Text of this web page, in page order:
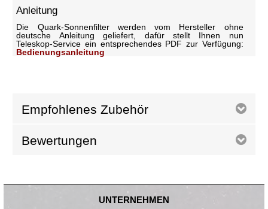
Anleitung
Die Quark-Sonnenfilter werden vom Hersteller ohne
deutsche Anleitung geliefert, dafür stellt Ihnen nun
Teleskop-Service ein entsprechendes PDF zur Verfügung:
Bedienungsanleitung
Empfohlenes Zubehör
Bewertungen
UNTERNEHMEN